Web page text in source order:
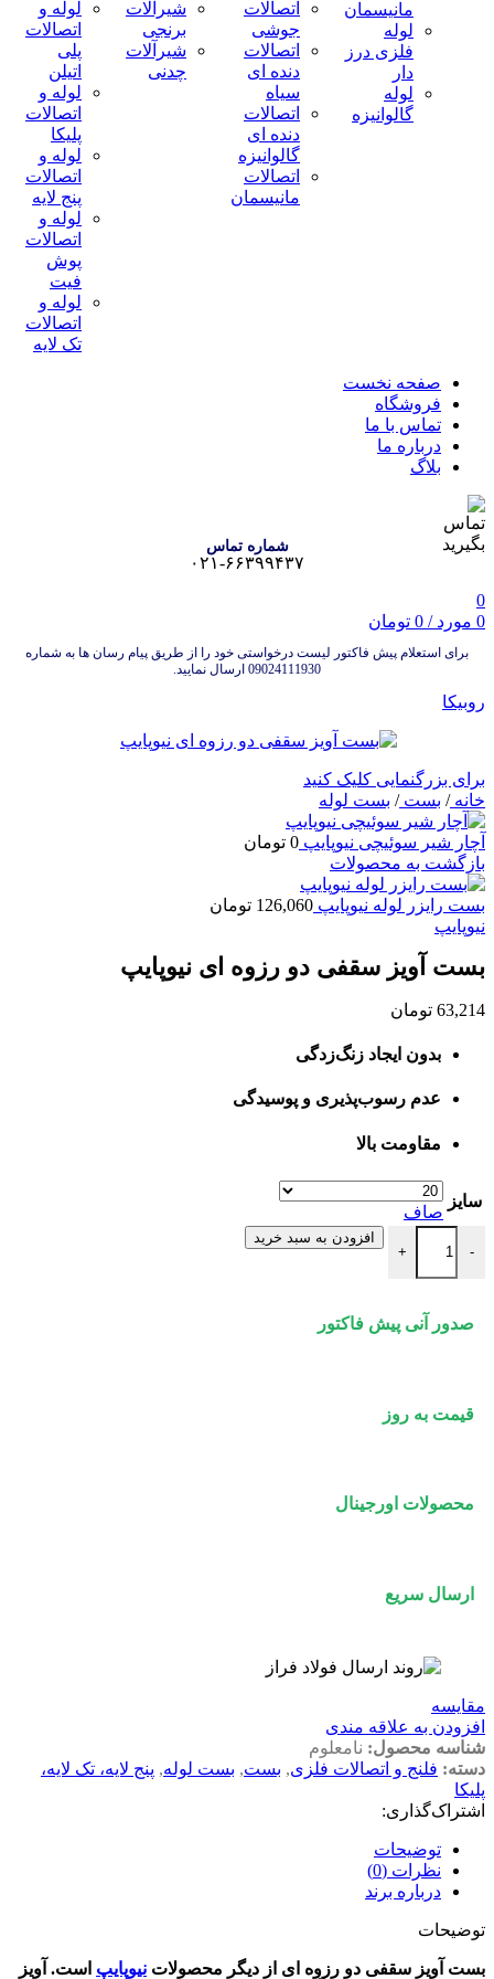
مانیسمان
لوله
فلزی درز
دار
لوله
گالوانیزه
اتصالات
جوشی
اتصالات
دنده ای
سیاه
اتصالات
دنده ای
گالوانیزه
اتصالات
مانیسمان
شیرآلات
برنجی
شیرآلات
چدنی
لوله و
اتصالات
پلی
اتیلن
لوله و
اتصالات
پلیکا
لوله و
اتصالات
پنج لایه
لوله و
اتصالات
پوش
فیت
لوله و
اتصالات
تک لایه
صفحه نخست
فروشگاه
تماس با ما
درباره ما
بلاگ
شماره تماس
۰۲۱-۶۶۳۹۹۴۳۷
0
0 مورد /
0 تومان
برای استعلام پیش فاکتور لیست درخواستی خود را از طریق پیام رسان ها به شماره
09024111930 ارسال نمایید.
روبیکا
برای بزرگنمایی کلیک کنید
خانه/ بست/ بست لوله
آچار شیر سوئیچی نیوپایپ 0 تومان
بازگشت به محصولات
بست رایزر لوله نیوپایپ 126,060 تومان
نیوپایپ
بست آویز سقفی دو رزوه ای نیوپایپ
63,214 تومان
بدون ایجاد زنگ‌زدگی
عدم رسوب‌پذیری و پوسیدگی
مقاومت بالا
سایز
صاف
-
بست آویز سقفی دو رزوه ای نیوپایپ عدد
+
افزودن به سبد خرید
صدور آنی پیش فاکتور
قیمت به روز
محصولات اورجینال
ارسال سریع
مقايسه
افزودن به علاقه مندی
شناسه محصول: نامعلوم
دسته: فلنج و اتصالات فلزی, بست, بست لوله, پنج لایه، تک لایه،
پلیکا
اشتراک‌گذاری:
توضیحات
نظرات (0)
درباره برند
توضیحات
بست آویز سقفی دو رزوه ای از دیگر محصولات نیوپایپ است. آویز